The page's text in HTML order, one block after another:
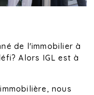
de l'immobilier à
Alors IGL est à
nous